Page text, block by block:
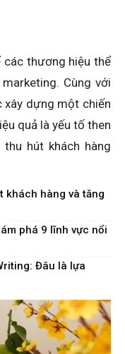
thương hiệu thể
Cùng với
xây dựng một chiến
quả là yếu tố then
hút khách hàng
khách hàng và tăng
phá 9 lĩnh vực nổi
Đâu là lựa